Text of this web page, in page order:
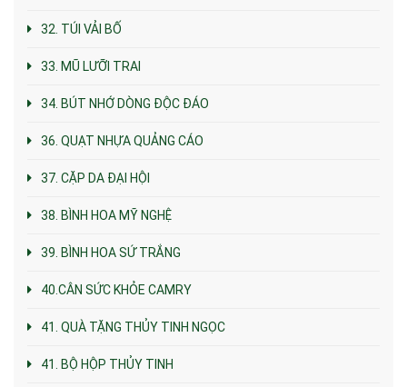
32. TÚI VẢI BỐ
33. MŨ LƯỠI TRAI
34. BÚT NHỚ DÒNG ĐỘC ĐÁO
36. QUẠT NHỰA QUẢNG CÁO
37. CẶP DA ĐẠI HỘI
38. BÌNH HOA MỸ NGHỆ
39. BÌNH HOA SỨ TRẮNG
40.CÂN SỨC KHỎE CAMRY
41. QUÀ TẶNG THỦY TINH NGỌC
41. BỘ HỘP THỦY TINH